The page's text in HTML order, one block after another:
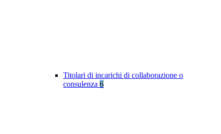
Titolari di incarichi di collaborazione o
consulenza 6